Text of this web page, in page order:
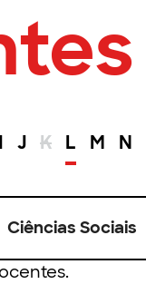
I J K L M N
Ciências Sociais